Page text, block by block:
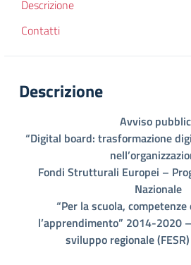
Descrizione
Contatti
Descrizione
Avviso
“Digital board: trasformazione
Fondi Strutturali Europei –
Nazionale
“Per la scuola,
l’apprendimento” 2014-2020
sviluppo regionale (FESR)